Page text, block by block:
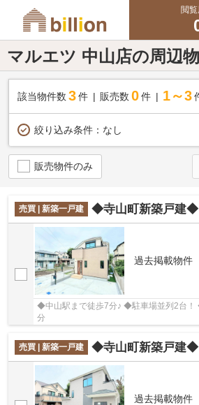
閲
マルエツ 中山店の周辺
該当物件数 3件 販売数 0 件 1～3
絞り込み条件： なし
販売物件のみ
売買 | 新築一戸建 ◆寺山町新築戸建◆
過去掲載物件
◆中山駅まで徒歩7分♪ ◆駐車場並列2台！
分
売買 | 新築一戸建 ◆寺山町新築戸建◆
過去掲載物件